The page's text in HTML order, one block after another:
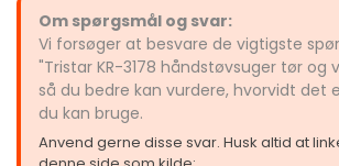
Om spørgsmål og svar:
Vi forsøger at besvare de vigtigste
"Tristar KR-3178 håndstøvsuger tør og
så du bedre kan vurdere, hvorvidt det
du kan bruge.
Anvend gerne disse svar. Husk altid at